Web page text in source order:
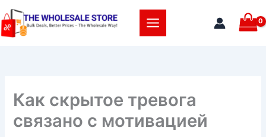
Skip
to
content
Как скрытое тревога
связано с мотивацией